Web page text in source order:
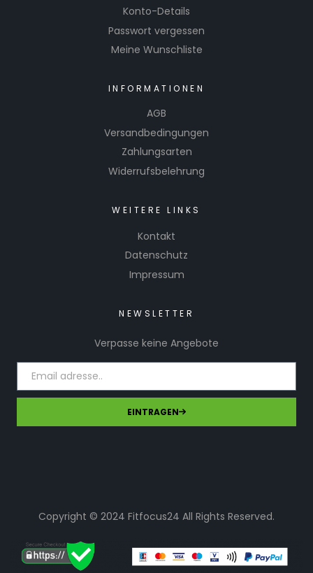
Konto-Details
Passwort vergessen
Meine Wunschliste
INFORMATIONEN
AGB
Versandbedingungen
Zahlungsarten
Widerrufsbelehrung
WEITERE LINKS
Kontakt
Datenschutz
Impressum
NEWSLETTER
Verpasse keine Angebote
EINTRAGEN
Copyright © 2024 Fitfocus24 All Rights Reserved.